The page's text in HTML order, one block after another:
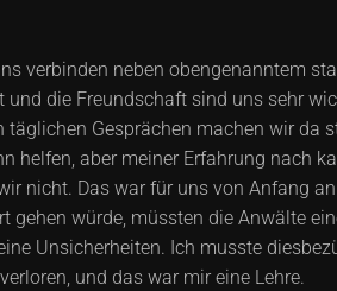
verbinden neben obengenanntem
und die Freundschaft sind uns sehr
Gesprächen machen wir da
helfen, aber meiner Erfahrung nach
nicht. Das war für uns von Anfang
würde, müssten die Anwälte
Unsicherheiten. Ich musste
und das war mir eine Lehre.